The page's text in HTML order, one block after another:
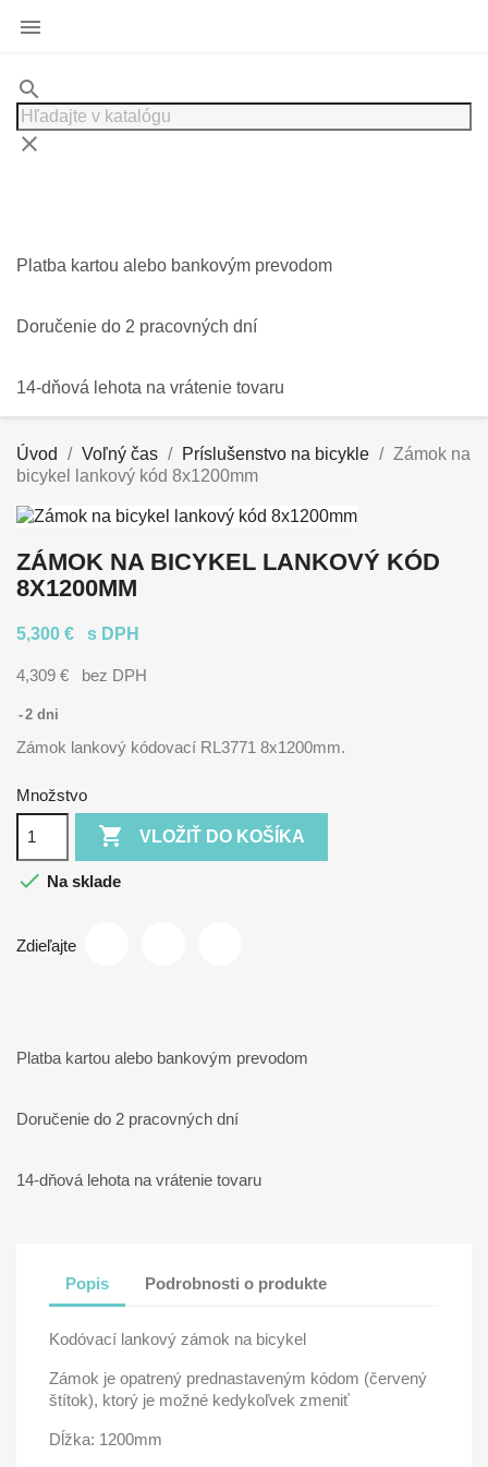

search
clear
Platba kartou alebo bankovým prevodom
Doručenie do 2 pracovných dní
14-dňová lehota na vrátenie tovaru
Úvod Voľný čas Príslušenstvo na bicykle
Zámok na
bicykel lankový kód 8x1200mm
ZÁMOK NA BICYKEL LANKOVÝ KÓD
8X1200MM
5,300 € s DPH
4,309 € bez DPH
2 dni
Zámok lankový kódovací RL3771 8x1200mm.
Množstvo
 VLOŽIŤ DO KOŠÍKA
 Na sklade
Zdieľajte
Platba kartou alebo bankovým prevodom
Doručenie do 2 pracovných dní
14-dňová lehota na vrátenie tovaru
Popis Podrobnosti o produkte
Kodóvací lankový zámok na bicykel
Zámok je opatrený prednastaveným kódom (červený
štítok), ktorý je možné kedykoľvek zmeniť
Dĺžka: 1200mm